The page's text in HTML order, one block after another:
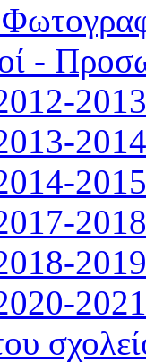
-
2013
2014
2015
2018
2019
2021